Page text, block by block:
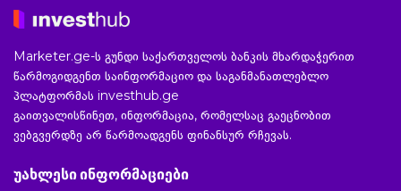
Marketer.ge-ს გუნდი საქართველოს ბანკის მხარდაჭერით
წარმოგიდგენთ საინფორმაციო და საგანმანათლებლო
პლატფორმას investhub.ge
გაითვალისწინეთ, ინფორმაცია, რომელსაც გაეცნობით
ვებგვერდზე არ წარმოადგენს ფინანსურ რჩევას.
უახლესი ინფორმაციები